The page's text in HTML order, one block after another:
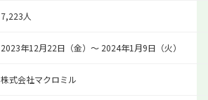
7,223人
2023年12月22日（金）～ 2024年1月9日（火）
株式会社マクロミル